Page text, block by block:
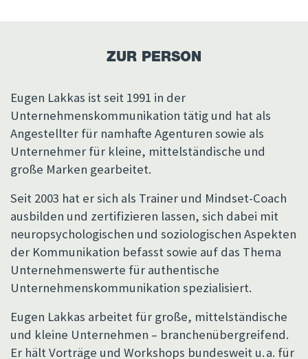
ZUR PERSON
Eugen Lakkas ist seit 1991 in der
Unternehmenskommunikation tätig und hat als
Angestellter für namhafte Agenturen sowie als
Unternehmer für kleine, mittelständische und
große Marken gearbeitet.
Seit 2003 hat er sich als Trainer und Mindset-Coach
ausbilden und zertifizieren lassen, sich dabei mit
neuropsychologischen und soziologischen Aspekten
der Kommunikation befasst sowie auf das Thema
Unternehmenswerte für authentische
Unternehmenskommunikation spezialisiert.
Eugen Lakkas arbeitet für große, mittelständische
und kleine Unternehmen – branchenübergreifend.
Er hält Vorträge und Workshops bundesweit u. a. für